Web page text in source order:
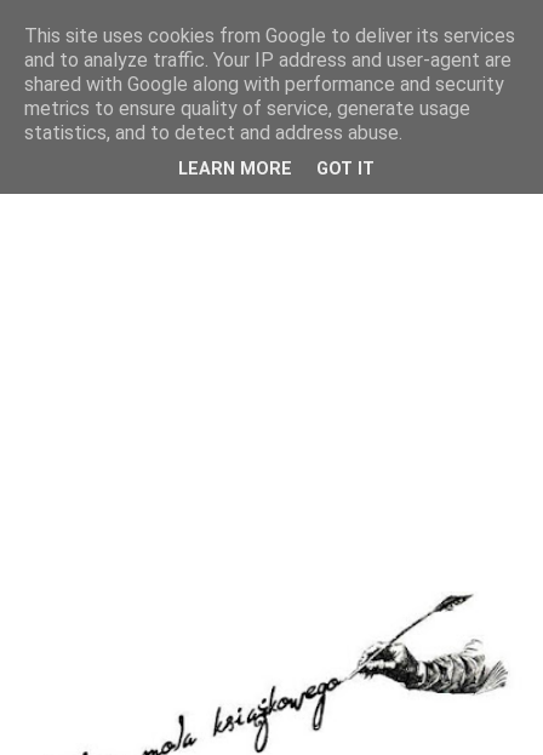
This site uses cookies from Google to deliver its services
and to analyze traffic. Your IP address and user-agent are
shared with Google along with performance and security
metrics to ensure quality of service, generate usage
statistics, and to detect and address abuse.
LEARN MORE GOT IT